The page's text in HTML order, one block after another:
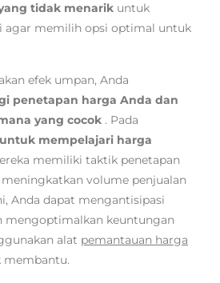
tidak menarik untuk
agar memilih opsi optimal untuk
efek umpan, Anda
penetapan harga Anda dan
yang cocok . Pada
mempelajari harga
memiliki taktik penetapan
volume penjualan
Anda dapat mengantisipasi
mengoptimalkan keuntungan
alat pemantauan harga